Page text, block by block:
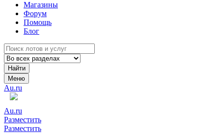
Магазины
Форум
Помощь
Блог
Найти
Меню
Au.ru
Au.ru
Разместить
Разместить